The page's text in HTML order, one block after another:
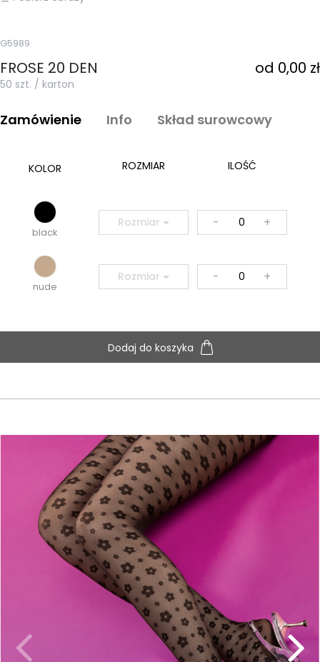
G5989
FROSE 20 DEN od 0,00 zł
50 szt. / karton
Zamówienie Info Skład surowcowy
KOLOR ROZMIAR ILOŚĆ
black
Rozmiar - +
nude
Rozmiar - +
Dodaj do koszyka